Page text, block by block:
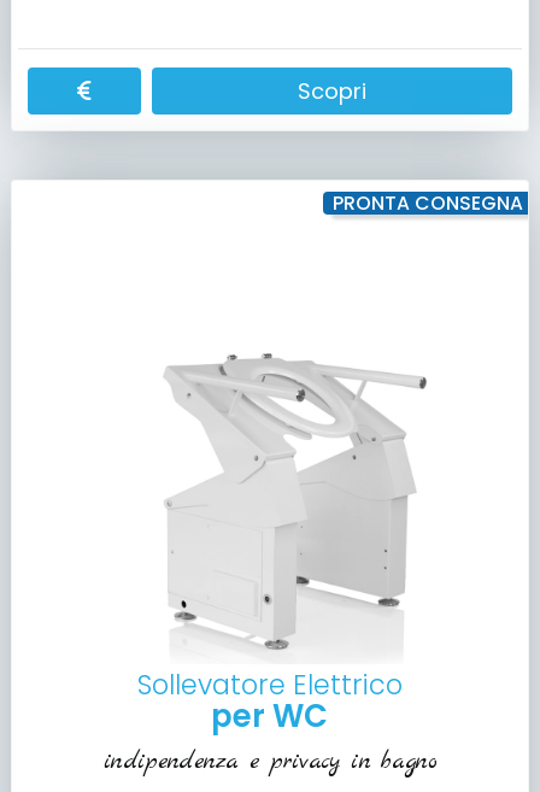
Scopri
PRONTA CONSEGNA
Sollevatore Elettrico
per WC
indipendenza e privacy in bagno